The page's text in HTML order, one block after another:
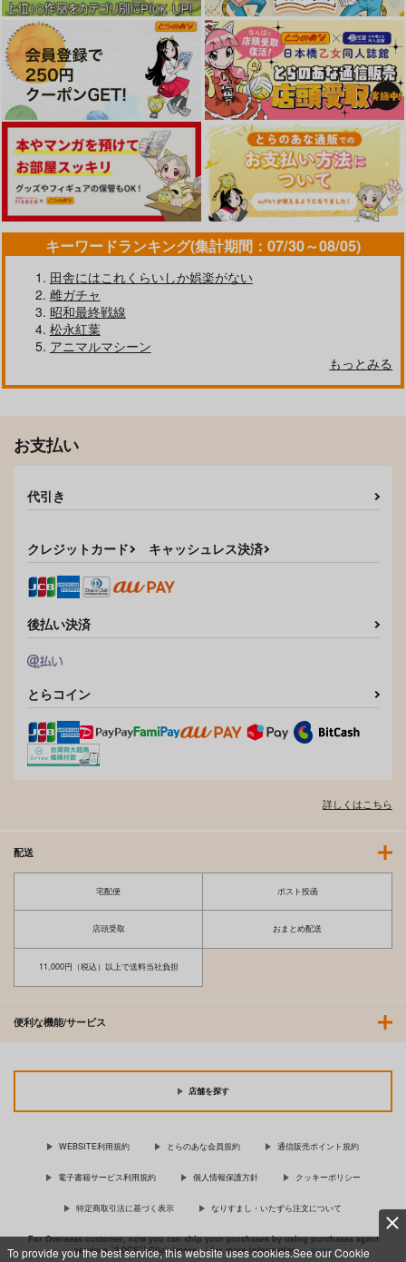
To provide you the best service, this website uses cookies.See our Cookie
キーワードランキング(集計期間：07/30～08/05)
田舎にはこれくらいしか娯楽がない
雌ガチャ
昭和最終戦線
松永紅葉
アニマルマシーン
もっとみる
お支払い
代引き
クレジットカード キャッシュレス決済
後払い決済
とらコイン
詳しくはこちら
配送
宅配便 ポスト投函
店頭受取 おまとめ配送
11,000円（税込）以上で送料当社負担
便利な機能/サービス
店舗を探す
WEBSITE利用規約 とらのあな会員規約 通信販売ポイント規約
電子書籍サービス利用規約 個人情報保護方針 クッキーポリシー
特定商取引法に基づく表示 なりすまし・いたずら注文について
For Overseas customer, now you can ship your purchases by using purchases agent
services “AOCS”! Click {more…} for more information …more